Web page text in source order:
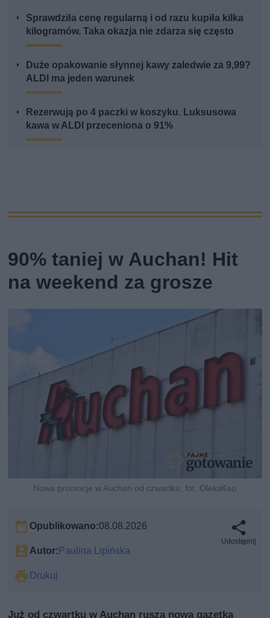
Sprawdziła cenę regularną i od razu kupiła kilka
kilogramów. Taka okazja nie zdarza się często
Duże opakowanie słynnej kawy zaledwie za 9,99?
ALDI ma jeden warunek
Rezerwują po 4 paczki w koszyku. Luksusowa
kawa w ALDI przeceniona o 91%
90% taniej w Auchan! Hit
na weekend za grosze
Nowe promocje w Auchan od czwartku, fot. OleksKao
Opublikowano:08.08.2026
Autor:Paulina Lipińska
Drukuj
Udostępnij
Już od czwartku w Auchan rusza nowa gazetka